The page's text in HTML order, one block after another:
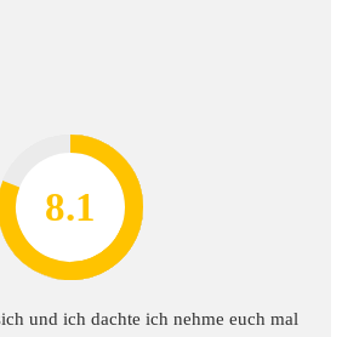
8.2
7.8
7.1
7
8.1
und ich dachte ich nehme euch mal